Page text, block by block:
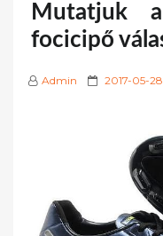
Mutatjuk
focicipő
Admin
P
n
2017-05-28